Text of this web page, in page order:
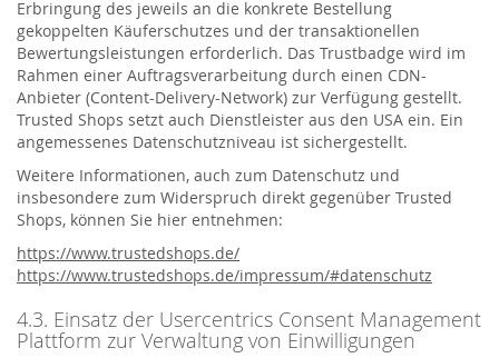
Erbringung des jeweils an die konkrete Bestellung
gekoppelten Käuferschutzes und der transaktionellen
Bewertungsleistungen erforderlich. Das Trustbadge wird im
Rahmen einer Auftragsverarbeitung durch einen CDN-
Anbieter (Content-Delivery-Network) zur Verfügung gestellt.
Trusted Shops setzt auch Dienstleister aus den USA ein. Ein
angemessenes Datenschutzniveau ist sichergestellt.
Weitere Informationen, auch zum Datenschutz und
insbesondere zum Widerspruch direkt gegenüber Trusted
Shops, können Sie hier entnehmen:
https://www.trustedshops.de/
https://www.trustedshops.de/impressum/#datenschutz
4.3. Einsatz der Usercentrics Consent Management
Plattform zur Verwaltung von Einwilligungen